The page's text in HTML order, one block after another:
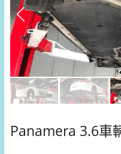
Panamera 3.6車